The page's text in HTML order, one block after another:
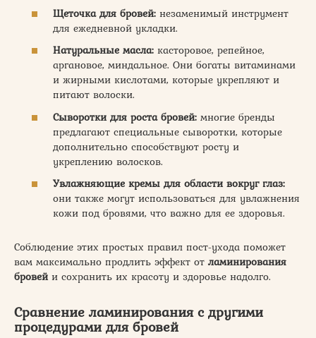
Щеточка для бровей: незаменимый инструмент
для ежедневной укладки.
Натуральные масла: касторовое, репейное,
аргановое, миндальное. Они богаты витаминами
и жирными кислотами, которые укрепляют и
питают волоски.
Сыворотки для роста бровей: многие бренды
предлагают специальные сыворотки, которые
дополнительно способствуют росту и
укреплению волосков.
Увлажняющие кремы для области вокруг глаз:
они также могут использоваться для увлажнения
кожи под бровями, что важно для ее здоровья.
Соблюдение этих простых правил пост-ухода поможет
вам максимально продлить эффект от ламинирования
бровейи сохранить их красоту и здоровье надолго.
Сравнение ламинирования с другими
процедурами для бровей